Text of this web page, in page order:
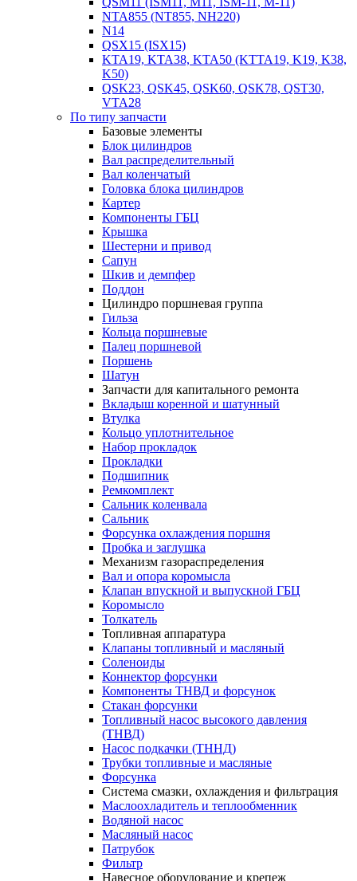
NTA855 (NT855, NH220)
N14
QSX15 (ISX15)
KTA19, KTA38, KTA50 (KTTA19, K19, K38,
K50)
QSK23, QSK45, QSK60, QSK78, QST30,
VTA28
По типу запчасти
Базовые элементы
Блок цилиндров
Вал распределительный
Вал коленчатый
Головка блока цилиндров
Картер
Компоненты ГБЦ
Крышка
Шестерни и привод
Сапун
Шкив и демпфер
Поддон
Цилиндро поршневая группа
Гильза
Кольца поршневые
Палец поршневой
Поршень
Шатун
Запчасти для капитального ремонта
Вкладыш коренной и шатунный
Втулка
Кольцо уплотнительное
Набор прокладок
Прокладки
Подшипник
Ремкомплект
Сальник коленвала
Сальник
Форсунка охлаждения поршня
Пробка и заглушка
Механизм газораспределения
Вал и опора коромысла
Клапан впускной и выпускной ГБЦ
Коромысло
Толкатель
Топливная аппаратура
Клапаны топливный и масляный
Соленоиды
Коннектор форсунки
Компоненты ТНВД и форсунок
Стакан форсунки
Топливный насос высокого давления
(ТНВД)
Насос подкачки (ТННД)
Трубки топливные и масляные
Форсунка
Система смазки, охлаждения и фильтрация
Маслоохладитель и теплообменник
Водяной насос
Масляный насос
Патрубок
Фильтр
Навесное оборудование и крепеж